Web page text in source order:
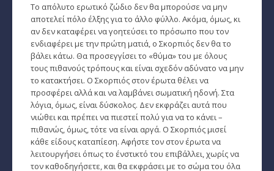
Παρθένος
Σκορπιός
Αιγόκερως
Υδροχόος
Το απόλυτο ερωτικό ζώδιο δεν θα μπορούσε να μην
αποτελεί πόλο έλξης για το άλλο φύλλο. Ακόμα, όμως, κι
αν δεν καταφέρει να γοητεύσει το πρόσωπο που τον
ενδιαφέρει με την πρώτη ματιά, ο Σκορπιός δεν θα το
βάλει κάτω. Θα προσεγγίσει το «θύμα» του με όλους
τους πιθανούς τρόπους και είναι σχεδόν αδύνατο να μην
το κατακτήσει. Ο Σκορπιός στον έρωτα θέλει να
προσφέρει αλλά και να λαμβάνει σωματική ηδονή. Στα
λόγια, όμως, είναι δύσκολος. Δεν εκφράζει αυτά που
νιώθει και πρέπει να πιεστεί πολύ για να το κάνει –
πιθανώς, όμως, τότε να είναι αργά. Ο Σκορπιός μισεί
κάθε είδους καταπίεση. Αφήστε τον στον έρωτα να
λειτουργήσει όπως το ένστικτό του επιβάλλει, χωρίς να
τον καθοδηγήσετε, και θα εκφράσει με το σώμα του όλα